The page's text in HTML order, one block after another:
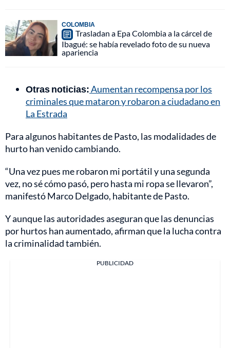
COLOMBIA
Trasladan a Epa Colombia a la cárcel de
Ibagué: se había revelado foto de su nueva
apariencia
Otras noticias:Aumentan recompensa por los
criminales que mataron y robaron a ciudadano en
La Estrada
Para algunos habitantes de Pasto, las modalidades de
hurto han venido cambiando.
“Una vez pues me robaron mi portátil y una segunda
vez, no sé cómo pasó, pero hasta mi ropa se llevaron”,
manifestó Marco Delgado, habitante de Pasto.
Y aunque las autoridades aseguran que las denuncias
por hurtos han aumentado, afirman que la lucha contra
la criminalidad también.
PUBLICIDAD